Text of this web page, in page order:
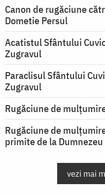
Canon de rugăciune
Dometie Persul
Acatistul Sfântului
Zugravul
Paraclisul Sfântului
Zugravul
Rugăciune de
Rugăciune de
primite de la Dumnezeu
vezi mai